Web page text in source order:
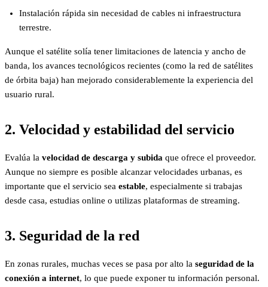
Instalación rápida sin necesidad de cables ni infraestructura
terrestre.
Aunque el satélite solía tener limitaciones de latencia y ancho de
banda, los avances tecnológicos recientes (como la red de satélites
de órbita baja) han mejorado considerablemente la experiencia del
usuario rural.
2. Velocidad y estabilidad del servicio
Evalúa la velocidad de descarga y subida que ofrece el proveedor.
Aunque no siempre es posible alcanzar velocidades urbanas, es
importante que el servicio sea estable, especialmente si trabajas
desde casa, estudias online o utilizas plataformas de streaming.
3. Seguridad de la red
En zonas rurales, muchas veces se pasa por alto la seguridad de la
conexión a internet, lo que puede exponer tu información personal.